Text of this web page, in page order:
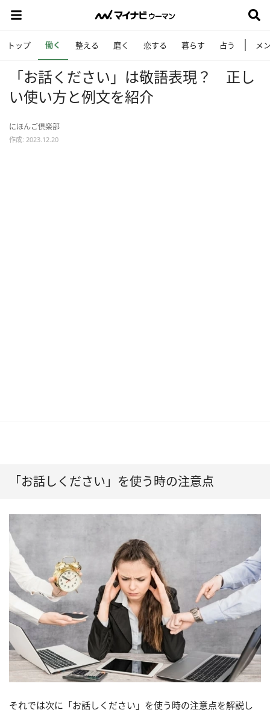
トップ 働く 整える 磨く 恋する 暮らす 占う メ
「お話ください」は敬語表現？ 正し
い使い方と例文を紹介
にほんご倶楽部
作成: 2023.12.20
「お話しください」を使う時の注意点
それでは次に「お話しください」を使う時の注意点を解説し